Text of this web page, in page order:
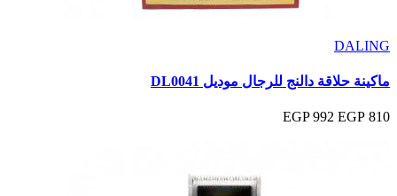
DALING
ماكينة حلاقة دالنج للرجال موديل DL0041
810 EGP
992 EGP